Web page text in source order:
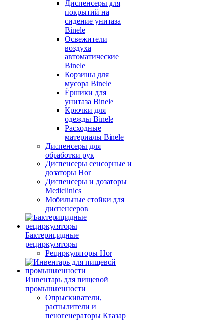
Диспенсеры для
покрытий на
сидение унитаза
Binele
Освежители
воздуха
автоматические
Binele
Корзины для
мусора Binele
Ёршики для
унитаза Binele
Крючки для
одежды Binele
Расходные
материалы Binele
Диспенсеры для
обработки рук
Диспенсеры сенсорные и
дозаторы Hor
Диспенсеры и дозаторы
Mediclinics
Мобильные стойки для
диспенсеров
Бактерицидные
рециркуляторы
Рециркуляторы Hor
Инвентарь для пищевой
промышленности
Опрыскиватели,
распылители и
пеногенераторы Квазар